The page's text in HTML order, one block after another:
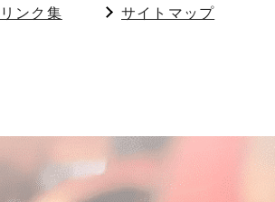
リンク集
サイトマップ